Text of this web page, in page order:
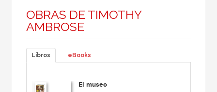
Escritora
Ilustrador
Traductor
OBRAS DE TIMOTHY
AMBROSE
Libros eBooks
El museo